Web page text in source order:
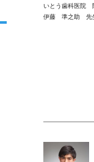
いとう歯科医院
伊藤 準之助 先